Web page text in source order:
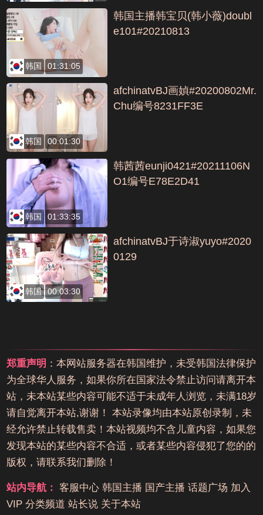
韩国 01:31:05
韩国主播韩宝贝(韩小薇)doubl
e101#20210813
韩国 00:01:30
afchinatvBJ画媜#20200802Mr.
Chu编号8231FF3E
韩国 01:33:35
韩茜茜eunji0421#20211106N
O1编号E78E2D41
韩国 00:03:30
afchinatvBJ于诗淑yuyo#2020
0129
郑重声明 ：本网站服务器在韩国维护，未受韩国法律保护
为全球华人服务，如果你所在国家法令禁止访问请离开本
站，未本站某些内容可能不适于未成年人浏览，未满18岁
请自觉离开本站,谢谢！ 本站录像均由本站原创录制，未
经允许禁止转载售卖！本站视频均不含儿童内容，如果您
发现本站的某些内容不合适，或者某些内容侵犯了您的的
版权，请联系我们删除！
站内导航： 客服中心 韩国主播 国产主播 话题广场 加入
VIP 分类频道 站长说 关于本站